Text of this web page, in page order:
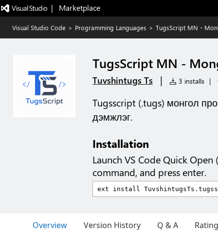
|   Marketplace
Visual Studio Code > Programming Languages > TugsScript MN -
TugsScript MN -
Tuvshintugs Ts | 3 installs |
Tugsscript (.tugs) монгол
дэмжлэг.
Installation
Launch VS Code Quick Open (
command, and press enter.
Overview Version History Q & A